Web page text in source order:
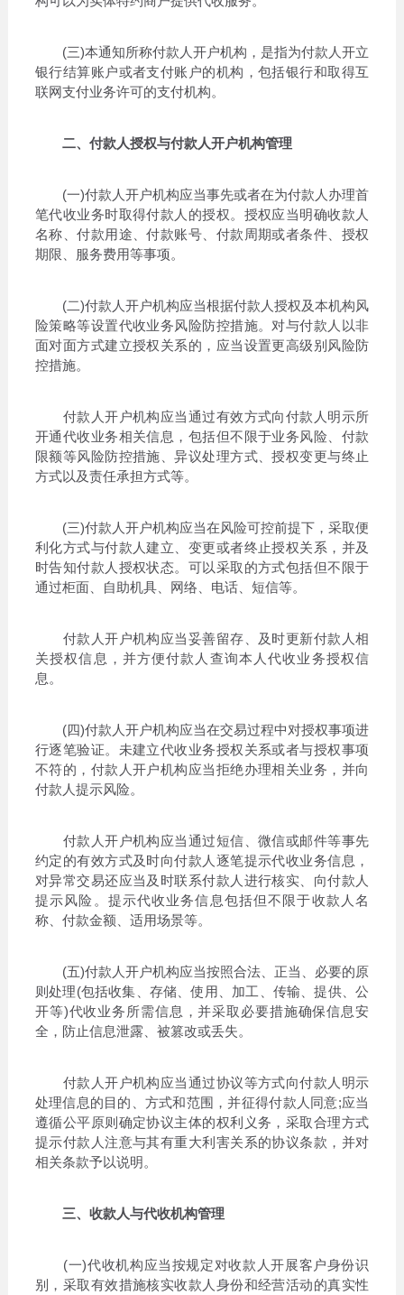
(三)本通知所称付款人开户机构，是指为付款人开立
银行结算账户或者支付账户的机构，包括银行和取得互
联网支付业务许可的支付机构。
二、付款人授权与付款人开户机构管理
(一)付款人开户机构应当事先或者在为付款人办理首
笔代收业务时取得付款人的授权。授权应当明确收款人
名称、付款用途、付款账号、付款周期或者条件、授权
期限、服务费用等事项。
(二)付款人开户机构应当根据付款人授权及本机构风
险策略等设置代收业务风险防控措施。对与付款人以非
面对面方式建立授权关系的，应当设置更高级别风险防
控措施。
付款人开户机构应当通过有效方式向付款人明示所
开通代收业务相关信息，包括但不限于业务风险、付款
限额等风险防控措施、异议处理方式、授权变更与终止
方式以及责任承担方式等。
(三)付款人开户机构应当在风险可控前提下，采取便
利化方式与付款人建立、变更或者终止授权关系，并及
时告知付款人授权状态。可以采取的方式包括但不限于
通过柜面、自助机具、网络、电话、短信等。
付款人开户机构应当妥善留存、及时更新付款人相
关授权信息，并方便付款人查询本人代收业务授权信
息。
(四)付款人开户机构应当在交易过程中对授权事项进
行逐笔验证。未建立代收业务授权关系或者与授权事项
不符的，付款人开户机构应当拒绝办理相关业务，并向
付款人提示风险。
付款人开户机构应当通过短信、微信或邮件等事先
约定的有效方式及时向付款人逐笔提示代收业务信息，
对异常交易还应当及时联系付款人进行核实、向付款人
提示风险。提示代收业务信息包括但不限于收款人名
称、付款金额、适用场景等。
(五)付款人开户机构应当按照合法、正当、必要的原
则处理(包括收集、存储、使用、加工、传输、提供、公
开等)代收业务所需信息，并采取必要措施确保信息安
全，防止信息泄露、被篡改或丢失。
付款人开户机构应当通过协议等方式向付款人明示
处理信息的目的、方式和范围，并征得付款人同意;应当
遵循公平原则确定协议主体的权利义务，采取合理方式
提示付款人注意与其有重大利害关系的协议条款，并对
相关条款予以说明。
三、收款人与代收机构管理
(一)代收机构应当按规定对收款人开展客户身份识
别，采取有效措施核实收款人身份和经营活动的真实性